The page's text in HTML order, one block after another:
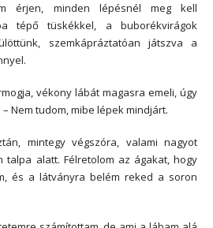
érjen, minden lépésnél meg kell
tépő tüskékkel, a buborékvirágok
szemkápráztatóan játszva a
vékony lábát magasra emeli, úgy
Nem tudom, mibe lépek mindjárt.
mintegy végszóra, valami nagyot
talpa alatt. Félretolom az ágakat, hogy
és a látványra belém reked a soron